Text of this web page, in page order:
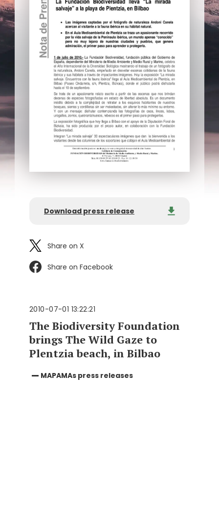
Download press release
Share on X
Share on Facebook
2010-07-01 13:22:21
The Biodiversity Foundation
brings The Wild Gaze to
Plentzia beach, in Bilbao
MAPAMAs press releases